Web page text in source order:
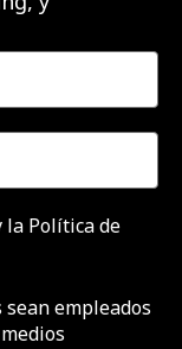
la Política de
empleados